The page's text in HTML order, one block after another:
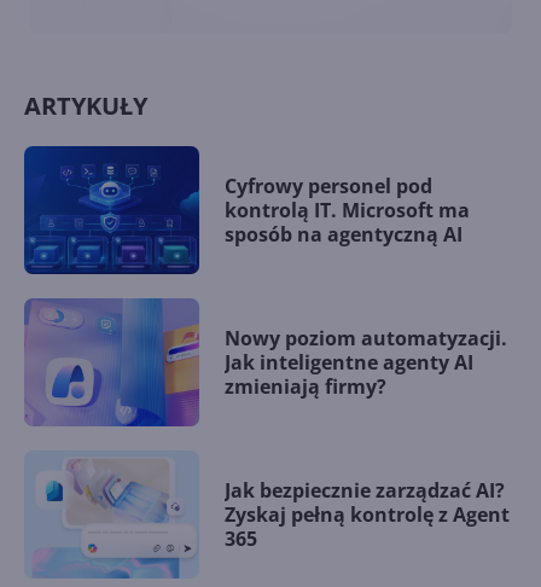
ARTYKUŁY
Cyfrowy personel pod
kontrolą IT. Microsoft ma
sposób na agentyczną AI
Nowy poziom automatyzacji.
Jak inteligentne agenty AI
zmieniają firmy?
Jak bezpiecznie zarządzać AI?
Zyskaj pełną kontrolę z Agent
365